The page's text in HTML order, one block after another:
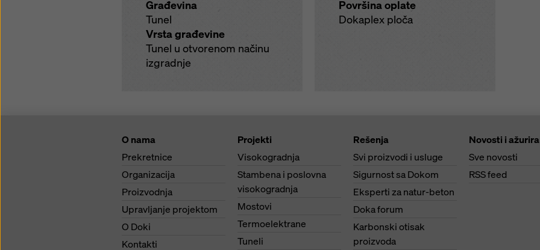
Građevina
Tunel
Vrsta građevine
Tunel u otvorenom načinu
izgradnje
Površina oplate
Dokaplex ploča
O nama
Prekretnice
Organizacija
Proizvodnja
Upravljanje projektom
O Doki
Kontakti
Projekti
Visokogradnja
Stambena i poslovna
visokogradnja
Mostovi
Termoelektrane
Tuneli
Rešenja
Svi proizvodi i usluge
Sigurnost sa Dokom
Eksperti za natur-beton
Doka forum
Karbonski otisak
proizvoda
Novosti i
Sve novosti
RSS feed